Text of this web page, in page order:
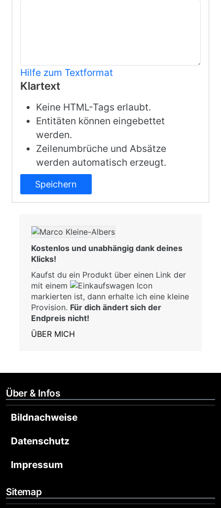
Hilfe zum Textformat
Klartext
Keine HTML-Tags erlaubt.
Entitäten können eingebettet
werden.
Zeilenumbrüche und Absätze
werden automatisch erzeugt.
Kostenlos und unabhängig dank deines
Klicks!
Kaufst du ein Produkt über einen Link der
mit einem
markierten ist, dann erhalte ich eine kleine
Provision. Für dich ändert sich der
Endpreis nicht!
ÜBER MICH
Über & Infos
Bildnachweise
Datenschutz
Impressum
Sitemap